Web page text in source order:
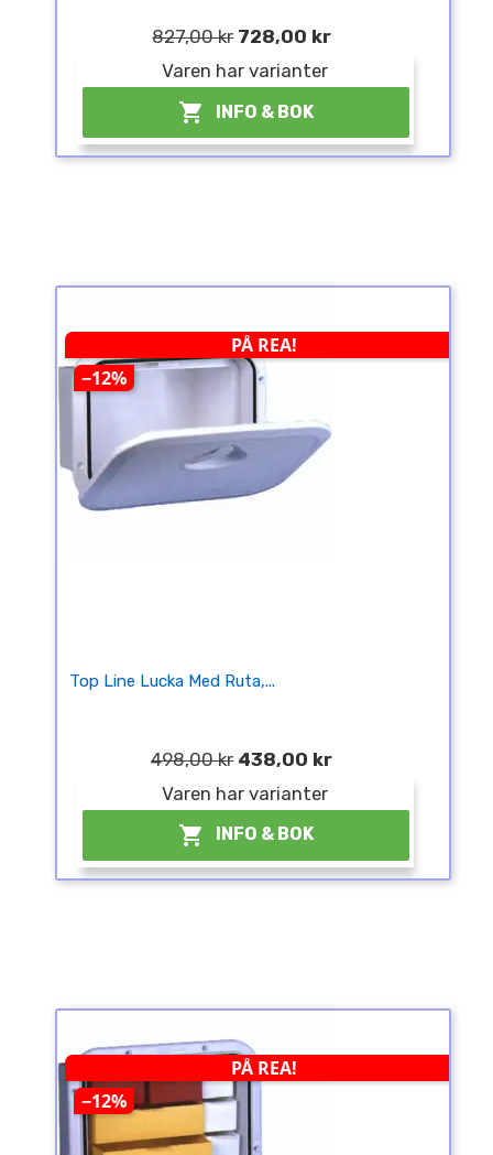
827,00 kr 728,00 kr
Varen har varianter
 INFO & BOK
PÅ REA!
−12%
Top Line Lucka Med Ruta,...
498,00 kr 438,00 kr
Varen har varianter
 INFO & BOK
PÅ REA!
−12%